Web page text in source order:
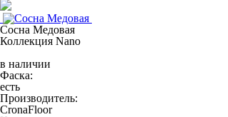
Сосна Медовая
Коллекция Nano
в наличии
Фаска:
есть
Производитель:
CronaFloor